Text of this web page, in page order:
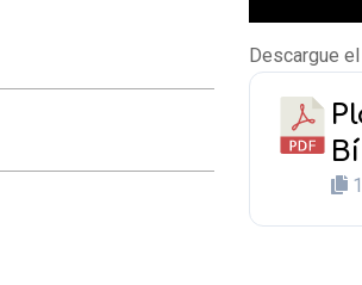
Descargue